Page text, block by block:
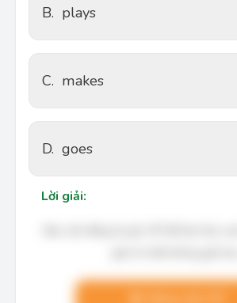
B. plays
C. makes
D. goes
Lời giải: